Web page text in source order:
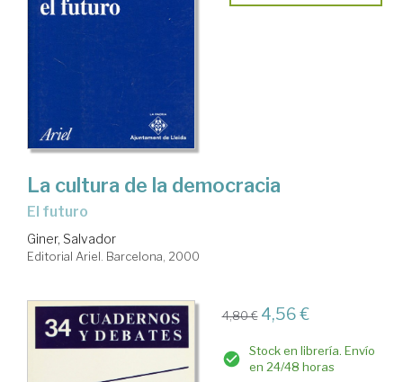
La cultura de la democracia
el futuro
Giner, Salvador
Editorial Ariel. Barcelona, 2000
4,80 € 4,56 €
Stock en librería. Envío
en 24/48 horas